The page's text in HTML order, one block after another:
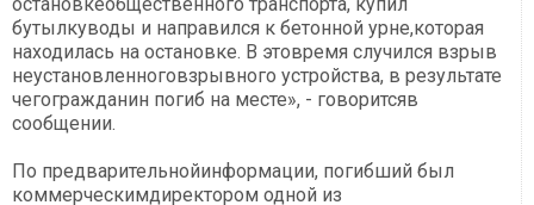
бутылкуводы и направился к бетонной урне,которая
находилась на остановке. В этовремя случился взрыв
неустановленноговзрывного устройства, в результате
чегогражданин погиб на месте», - говоритсяв
сообщении.
По предварительнойинформации, погибший был
коммерческимдиректором одной из